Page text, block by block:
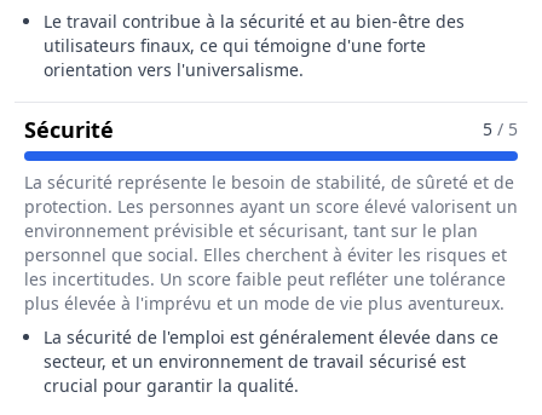
Le travail contribue à la sécurité et au bien-être des
utilisateurs finaux, ce qui témoigne d'une forte
orientation vers l'universalisme.
Sécurité Pour Le Métier De Assureur / 5 / 5
La sécurité représente le besoin de stabilité, de sûreté et de
protection. Les personnes ayant un score élevé valorisent un
environnement prévisible et sécurisant, tant sur le plan
personnel que social. Elles cherchent à éviter les risques et
les incertitudes. Un score faible peut refléter une tolérance
plus élevée à l'imprévu et un mode de vie plus aventureux.
La sécurité de l'emploi est généralement élevée dans ce
secteur, et un environnement de travail sécurisé est
crucial pour garantir la qualité.